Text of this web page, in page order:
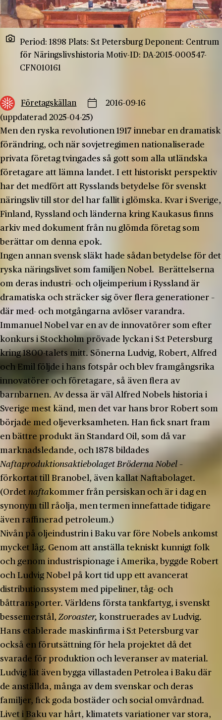
Period: 1898 Plats: S:t Petersburg Deponent: Centrum
för Näringslivshistoria Motiv-ID: DA-2015-000547-
CFN010161
Företagskällan
2016-09-16
(uppdaterad 2025-04-25)
Men den ryska revolutionen 1917 innebar en dramatisk
förändring, och när sovjetregimen nationaliserade
privata företag tvingades så gott som alla utländska
företagare att lämna landet. I ett historiskt perspektiv
har det medfört att Rysslands betydelse för svenskt
näringsliv till stor del har fallit i glömska. Kvar i Sverige,
Finland, Ryssland och länderna kring Kaukasus finns
arkiv med dokument från nu glömda företag som
berättar om denna epok.
Ingen annan svensk släkt hade sådan betydelse för det
ryska näringslivet som familjen Nobel. Berättelserna
om deras industri- och oljeimperium i Ryssland är
dramatiska och sträcker sig över flera generationer –
där med- och motgångarna avlöser varandra.
Immanuel Nobel var en av de innovatörer som efter
konkurs i Stockholm prövade lyckan i S:t Petersburg
kring 1800-talets mitt. Sönerna Ludvig, Robert, Alfred
och Emil följde i hans fotspår och blev framgångsrika
innovatörer och företagare, så även flera av
barnbarnen. Av dessa är väl Alfred Nobels historia i
Sverige mest känd, men det var hans bror Robert som
började med oljeverksamheten. Han fick snart fram
en bättre produkt än Standard Oil, som då var
marknadsledande, och 1878 bildades
Naftaproduktionsaktiebolaget Bröderna Nobel –
förkortat till Branobel, även kallat Naftabolaget.
(Ordet naftakommer från persiskan och är i dag en
synonym till råolja, men termen innefattade tidigare
även raffinerad petroleum.)
Nivån på oljeindustrin i Baku var före Nobels ankomst
mycket låg. Genom att anställa tekniskt kunnigt folk
och genom industrispionage i Amerika, byggde Robert
och Ludvig Nobel på kort tid upp ett avancerat
distributionssystem med pipeliner, tåg- och
båttransporter. Världens första tankfartyg, i svenskt
bessemerstål,Zoroaster, konstruerades av Ludvig.
Hans etablerade maskinfirma i S:t Petersburg var
också en förutsättning för hela projektet då det
svarade för produktion och leveranser av material.
Ludvig lät även bygga villastaden Petrolea i Baku där
de anställda, många av dem svenskar och deras
familjer, fick goda bostäder och social omvårdnad.
Livet i Baku var hårt, klimatets variationer var stora,